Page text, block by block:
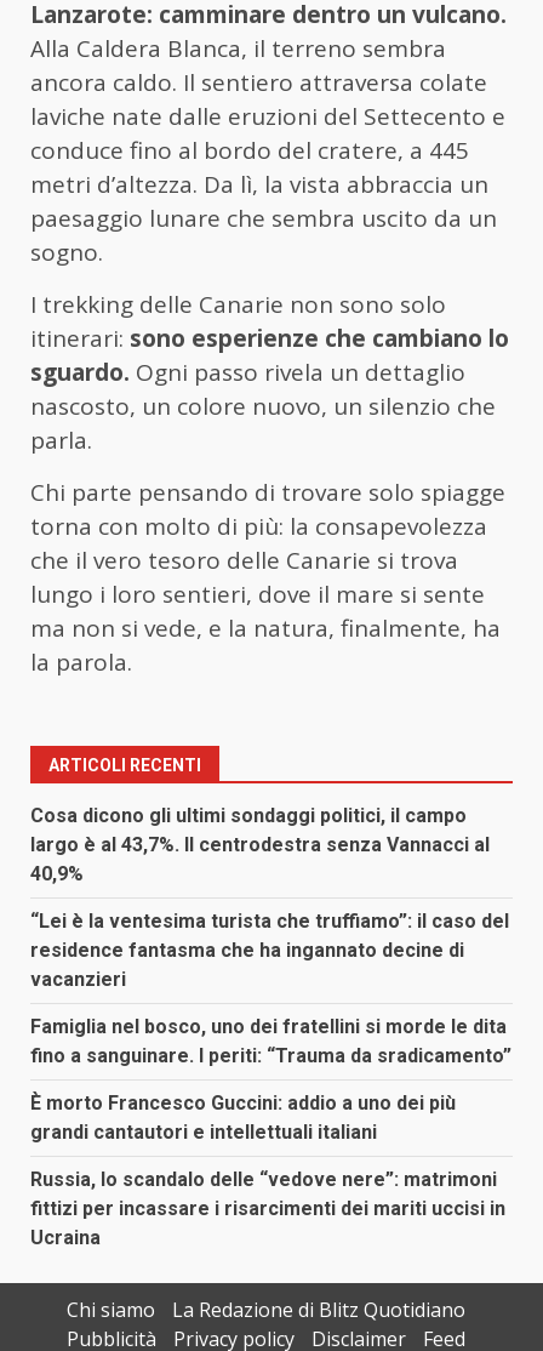
Lanzarote: camminare dentro un vulcano.
Alla Caldera Blanca, il terreno sembra
ancora caldo. Il sentiero attraversa colate
laviche nate dalle eruzioni del Settecento e
conduce fino al bordo del cratere, a 445
metri d’altezza. Da lì, la vista abbraccia un
paesaggio lunare che sembra uscito da un
sogno.
I trekking delle Canarie non sono solo
itinerari: sono esperienze che cambiano lo
sguardo. Ogni passo rivela un dettaglio
nascosto, un colore nuovo, un silenzio che
parla.
Chi parte pensando di trovare solo spiagge
torna con molto di più: la consapevolezza
che il vero tesoro delle Canarie si trova
lungo i loro sentieri, dove il mare si sente
ma non si vede, e la natura, finalmente, ha
la parola.
ARTICOLI RECENTI
Cosa dicono gli ultimi sondaggi politici, il campo
largo è al 43,7%. Il centrodestra senza Vannacci al
40,9%
“Lei è la ventesima turista che truffiamo”: il caso del
residence fantasma che ha ingannato decine di
vacanzieri
Famiglia nel bosco, uno dei fratellini si morde le dita
fino a sanguinare. I periti: “Trauma da sradicamento”
È morto Francesco Guccini: addio a uno dei più
grandi cantautori e intellettuali italiani
Russia, lo scandalo delle “vedove nere”: matrimoni
fittizi per incassare i risarcimenti dei mariti uccisi in
Ucraina
Chi siamo
La Redazione di Blitz Quotidiano
Pubblicità
Privacy policy Disclaimer Feed